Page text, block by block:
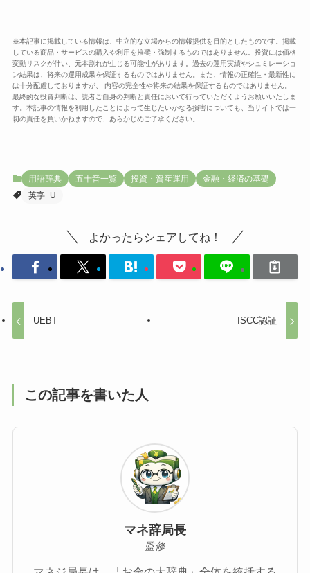
※本記事に掲載している情報は、中立的な立場からの情報提供を目的としたものです。掲載
している商品・サービスの購入や利用を推奨・強制するものではありません。投資には価格
変動リスクが伴い、元本割れが生じる可能性があります。過去の運用実績やシュミレーショ
ン結果は、将来の運用成果を保証するものではありません。また、情報の正確性・最新性に
は十分配慮しておりますが、 内容の完全性や将来の結果を保証するものではありません。
最終的な投資判断は、読者ご自身の判断と責任において行っていただくようお願いいたしま
す。本記事の情報を利用したことによって生じたいかなる損害についても、当サイトでは一
切の責任を負いかねますので、あらかじめご了承ください。
用語辞典 五十音一覧 投資・資産運用
金融・経済の基礎
英字_U
よかったらシェアしてね！
UEBT ISCC認証
この記事を書いた人
マネ辞局長
監修